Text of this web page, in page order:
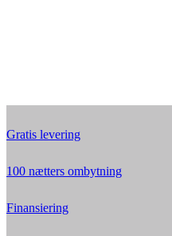
Gratis levering
100 nætters ombytning
Finansiering